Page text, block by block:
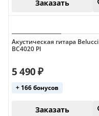
Заказать
Акустическая гитара Belucci
BC4020 PI
5 490 ₽
+ 166 бонусов